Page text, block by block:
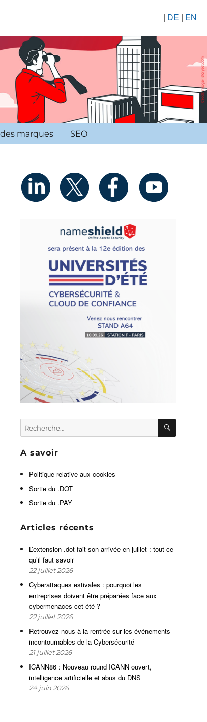
| DE | EN
marques SEO
Recherche
pour :
A savoir
Politique relative aux cookies
Sortie du .DOT
Sortie du .PAY
Articles récents
L’extension .dot fait son arrivée en juillet : tout ce
qu’il faut savoir
22 juillet 2026
Cyberattaques estivales : pourquoi les
entreprises doivent être préparées face aux
cybermenaces cet été ?
22 juillet 2026
Retrouvez-nous à la rentrée sur les événements
incontournables de la Cybersécurité
21 juillet 2026
ICANN86 : Nouveau round ICANN ouvert,
intelligence artificielle et abus du DNS
24 juin 2026